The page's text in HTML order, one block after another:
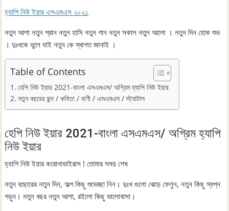
হ্যাপি নিউ ইয়ার এসএমএস ২০২১
নতুন আশা নতুন প্রান নতুন হাসি নতুন গান নতুন সকাল নতুন আলো । নতুন দিন হোক শুভ
। দুঃখকে ভুলে যাই নতুন কে স্বাগত জানাই ।
Table of Contents
হেপি নিউ ইয়ার 2021-বাংলা এসএমএস/ অগ্রিম হ্যাপি নিউ ইয়ার
নতুন বছরের ছন্দ / কবিতা / বাণী / এসএমএস / স্ট্যাটাস
হেপি নিউ ইয়ার 2021-বাংলা এসএমএস/ অগ্রিম হ্যাপি
নিউ ইয়ার
হ্যাপি নিউ ইয়ার করোনাভাইরাস ! তোমার সময় শেষ
নতুন বছোরের নতুন দিন, অল্প কিছু শুভেচ্ছা নিন। দুঃখ গুলো ঝেড়ে ফেলুন, নতুন কিছু স্বপ্ন
গড়ুন। নতুন বছর নতুন আশা, রইলো কিছু ভালোবাসা।